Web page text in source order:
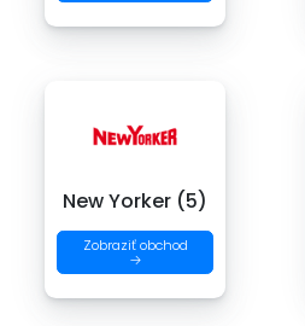
New Yorker (5)
Zobraziť obchod
→